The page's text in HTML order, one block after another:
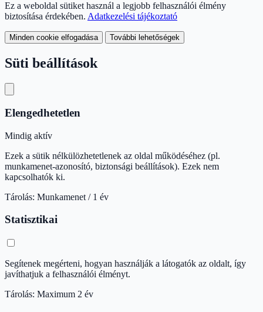
Ez a weboldal sütiket használ a legjobb felhasználói élmény
biztosítása érdekében. Adatkezelési tájékoztató
Minden cookie elfogadása További lehetőségek
Süti beállítások
Elengedhetetlen
Mindig aktív
Ezek a sütik nélkülözhetetlenek az oldal működéséhez (pl.
munkamenet-azonosító, biztonsági beállítások). Ezek nem
kapcsolhatók ki.
Tárolás: Munkamenet / 1 év
Statisztikai
Segítenek megérteni, hogyan használják a látogatók az oldalt, így
javíthatjuk a felhasználói élményt.
Tárolás: Maximum 2 év